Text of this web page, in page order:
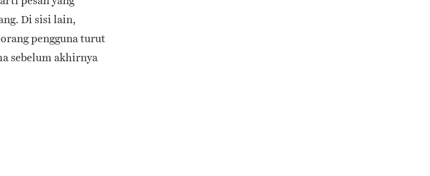
Di sisi lain,
pengguna turut
sebelum akhirnya